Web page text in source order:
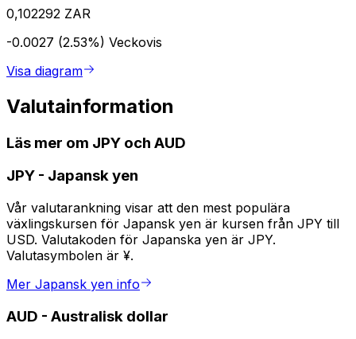
0,102292 ZAR
-0.0027 (2.53%) Veckovis
Visa diagram
Valutainformation
Läs mer om JPY och AUD
JPY - Japansk yen
Vår valutarankning visar att den mest populära
växlingskursen för Japansk yen är kursen från JPY till
USD. Valutakoden för Japanska yen är JPY.
Valutasymbolen är ¥.
Mer Japansk yen info
AUD - Australisk dollar